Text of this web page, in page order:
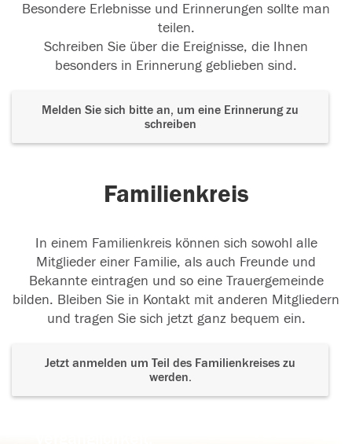
Besondere Erlebnisse und Erinnerungen sollte man
teilen.
Schreiben Sie über die Ereignisse, die Ihnen
besonders in Erinnerung geblieben sind.
Melden Sie sich bitte an, um eine Erinnerung zu
schreiben
Familienkreis
In einem Familienkreis können sich sowohl alle
Mitglieder einer Familie, als auch Freunde und
Bekannte eintragen und so eine Trauergemeinde
bilden. Bleiben Sie in Kontakt mit anderen Mitgliedern
und tragen Sie sich jetzt ganz bequem ein.
Jetzt anmelden um Teil des Familienkreises zu
werden.